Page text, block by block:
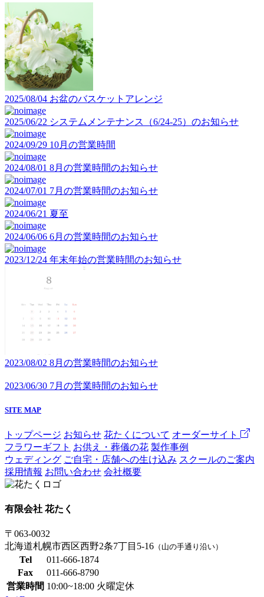
2025/08/04 お盆のバスケットアレンジ
2025/06/22 システムメンテナンス（6/24-25）のお知らせ
2024/09/29 10月の営業時間
2024/08/01 8月の営業時間のお知らせ
2024/07/01 7月の営業時間のお知らせ
2024/06/21 夏至
2024/06/06 6月の営業時間のお知らせ
2023/12/24 年末年始の営業時間のお知らせ
2023/08/02 8月の営業時間のお知らせ
2023/06/30 7月の営業時間のお知らせ
SITE MAP
トップページ お知らせ 花たくについて オーダーサイト
フラワーギフト お供え・葬儀の花 製作事例
ウェディング ご自宅・店舗への生け込み スクールのご案内
採用情報 お問い合わせ 会社概要
有限会社 花たく
〒063-0032
北海道札幌市西区西野2条7丁目5-16 （山の手通り沿い）
Tel
011-666-1874
Fax
011-666-8790
営業時間 10:00~18:00 火曜定休